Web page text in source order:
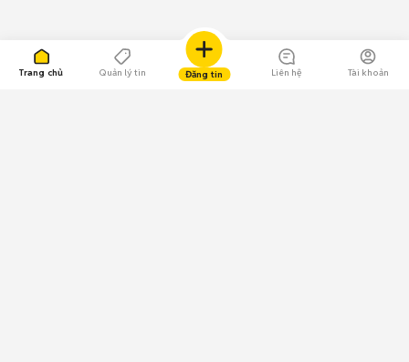
Trang chủ Quản lý tin Đăng tin Liên hệ Tài khoản